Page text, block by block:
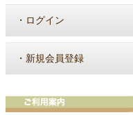
・ ログイン
・ 新規会員登録